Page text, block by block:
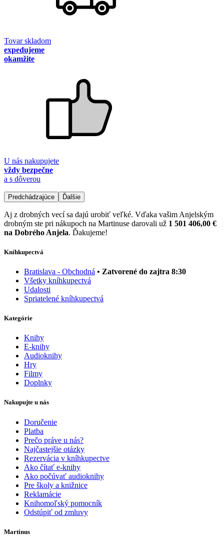
Tovar skladom
expedujeme
okamžite
U nás nakupujete
vždy bezpečne
a s dôverou
Predchádzajúce Ďalšie
Aj z drobných vecí sa dajú urobiť veľké. Vďaka vašim Anjelským
drobným ste pri nákupoch na Martinuse darovali už 1 501 406,00 €
na Dobrého Anjela. Ďakujeme!
Kníhkupectvá
Bratislava - Obchodná • Zatvorené do zajtra 8:30
Všetky kníhkupectvá
Udalosti
Spriatelené kníhkupectvá
Kategórie
Knihy
E-knihy
Audioknihy
Hry
Filmy
Doplnky
Nakupujte u nás
Doručenie
Platba
Prečo práve u nás?
Najčastejšie otázky
Rezervácia v kníhkupectve
Ako čítať e-knihy
Ako počúvať audioknihy
Pre školy a knižnice
Reklamácie
Knihomoľský pomocník
Odstúpiť od zmluvy
Martinus